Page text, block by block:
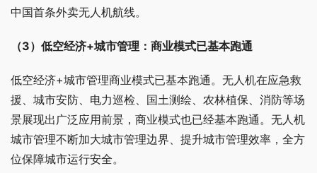
中国首条外卖无人机航线。
（3）低空经济+城市管理：商业模式已基本跑通
低空经济+城市管理商业模式已基本跑通。无人机在应急救
援、城市安防、电力巡检、国土测绘、农林植保、消防等场
景展现出广泛应用前景，商业模式也已经基本跑通。无人机
城市管理不断加大城市管理边界、提升城市管理效率，全方
位保障城市运行安全。